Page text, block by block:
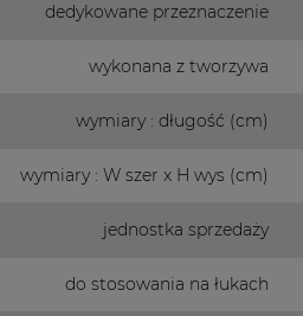
dedykowane przeznaczenie
wykonana z tworzywa
wymiary : długość (cm)
wymiary : W szer x H wys (cm)
jednostka sprzedaży
do stosowania na łukach